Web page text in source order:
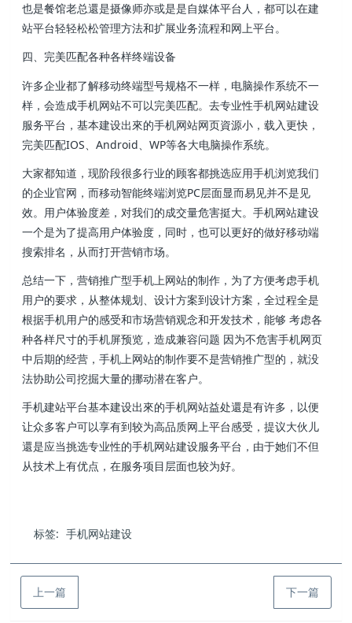
也是餐馆老总還是摄像师亦或是是自媒体平台人，都可以在建
站平台轻轻松松管理方法和扩展业务流程和网上平台。
四、完美匹配各种各样终端设备
许多企业都了解移动终端型号规格不一样，电脑操作系统不一
样，会造成手机网站不可以完美匹配。去专业性手机网站建设
服务平台，基本建设出來的手机网站网页資源小，载入更快，
完美匹配IOS、Android、WP等各大电脑操作系统。
大家都知道，现阶段很多行业的顾客都挑选应用手机浏览我们
的企业官网，而移动智能终端浏览PC层面显而易见并不是见
效。用户体验度差，对我们的成交量危害挺大。手机网站建设
一个是为了提高用户体验度，同时，也可以更好的做好移动端
搜索排名，从而打开营销市场。
总结一下，营销推广型手机上网站的制作，为了方便考虑手机
用户的要求，从整体规划、设计方案到设计方案，全过程全是
根据手机用户的感受和市场营销观念和开发技术，能够 考虑各
种各样尺寸的手机屏预览，造成兼容问题 因为不危害手机网页
中后期的经营，手机上网站的制作要不是营销推广型的，就没
法协助公司挖掘大量的挪动潜在客户。
手机建站平台基本建设出來的手机网站益处還是有许多，以便
让众多客户可以享有到较为高品质网上平台感受，提议大伙儿
還是应当挑选专业性的手机网站建设服务平台，由于她们不但
从技术上有优点，在服务项目层面也较为好。
标签: 手机网站建设
上一篇 下一篇